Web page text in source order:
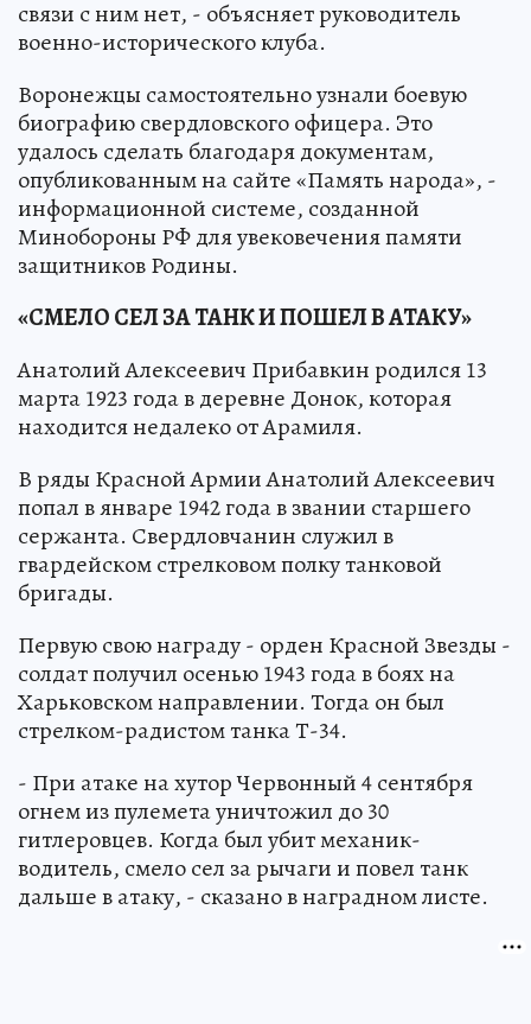
связи с ним нет, - объясняет руководитель
военно-исторического клуба.
Воронежцы самостоятельно узнали боевую
биографию свердловского офицера. Это
удалось сделать благодаря документам,
опубликованным на сайте «Память народа», -
информационной системе, созданной
Минобороны РФ для увековечения памяти
защитников Родины.
«СМЕЛО СЕЛ ЗА ТАНК И ПОШЕЛ В АТАКУ»
Анатолий Алексеевич Прибавкин родился 13
марта 1923 года в деревне Донок, которая
находится недалеко от Арамиля.
В ряды Красной Армии Анатолий Алексеевич
попал в январе 1942 года в звании старшего
сержанта. Свердловчанин служил в
гвардейском стрелковом полку танковой
бригады.
Первую свою награду - орден Красной Звезды -
солдат получил осенью 1943 года в боях на
Харьковском направлении. Тогда он был
стрелком-радистом танка Т-34.
- При атаке на хутор Червонный 4 сентября
огнем из пулемета уничтожил до 30
гитлеровцев. Когда был убит механик-
водитель, смело сел за рычаги и повел танк
дальше в атаку, - сказано в наградном листе.